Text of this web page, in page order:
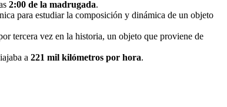
2:00 de la madrugada.
para estudiar la composición y dinámica de un objeto
tercera vez en la historia, un objeto que proviene de
a 221 mil kilómetros por hora.